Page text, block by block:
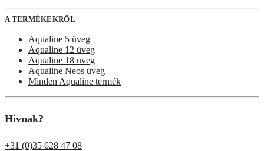
A TERMÉKEKRŐL
Aqualine 5 üveg
Aqualine 12 üveg
Aqualine 18 üveg
Aqualine Neos üveg
Minden Aqualine termék
Hívnak?
+31 (0)35 628 47 08